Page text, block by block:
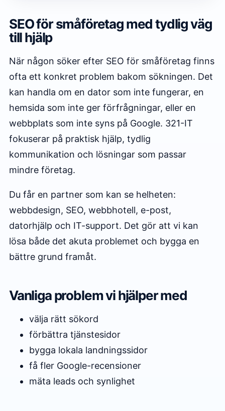
SEO för småföretag med tydlig väg
till hjälp
När någon söker efter SEO för småföretag finns
ofta ett konkret problem bakom sökningen. Det
kan handla om en dator som inte fungerar, en
hemsida som inte ger förfrågningar, eller en
webbplats som inte syns på Google. 321-IT
fokuserar på praktisk hjälp, tydlig
kommunikation och lösningar som passar
mindre företag.
Du får en partner som kan se helheten:
webbdesign, SEO, webbhotell, e-post,
datorhjälp och IT-support. Det gör att vi kan
lösa både det akuta problemet och bygga en
bättre grund framåt.
Vanliga problem vi hjälper med
välja rätt sökord
förbättra tjänstesidor
bygga lokala landningssidor
få fler Google-recensioner
mäta leads och synlighet